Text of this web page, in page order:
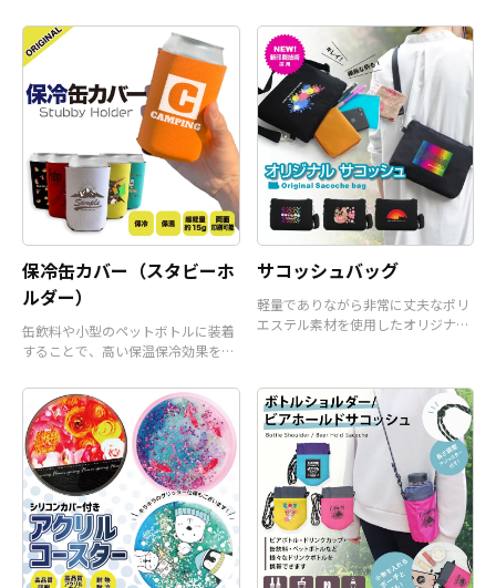
保冷缶カバー（スタビーホ
ルダー）
缶飲料や小型のペットボトルに装着
することで、高い保温保冷効果を発
サコッシュバッグ
軽量でありながら非常に丈夫なポリ
エステル素材を使用したオリジナル